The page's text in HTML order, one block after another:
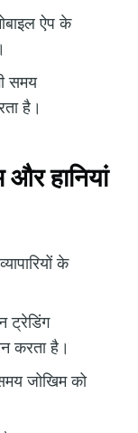
ऐप के
समय
है।
हानियां
के
ट्रेडिंग
करता है।
जोखिम को